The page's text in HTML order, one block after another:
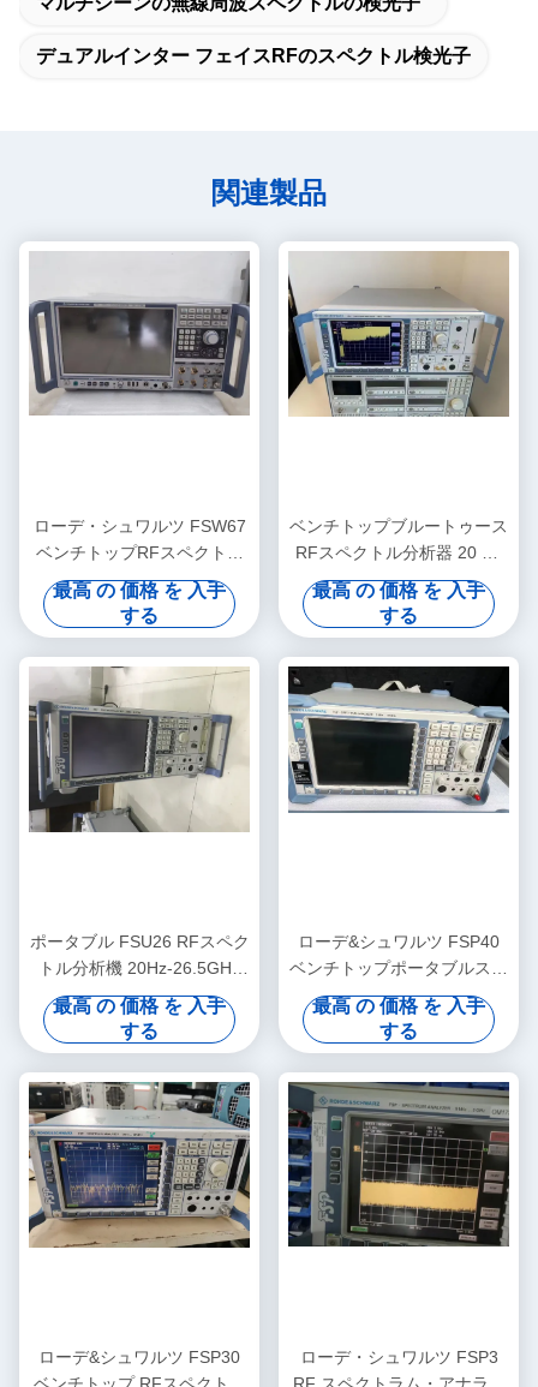
デュアルインター フェイスRFのスペクトル検光子
関連製品
ローデ・シュワルツ FSW67
ベンチトップRFスペクトラ
ムアナライザ 2 Hz～67 GHz
レンジ 低位相ノイズ
最高 の 価格 を 入手
する
ベンチトップブルートゥース
RFスペクトル分析器 20 Hz
から 50 GHz 前置 Rohde
And Schwarz FSU50
最高 の 価格 を 入手
する
ポータブル FSU26 RFスペク
トル分析機 20Hz-26.5GHz
旧用 ロード・アンド・シュ
ワルツ
最高 の 価格 を 入手
する
ローデ&シュワルツ FSP40
ベンチトップポータブルスペ
クトル分析機 9KHzから
40GHz範囲と-155dBmのノ
イズレベル
最高 の 価格 を 入手
する
ローデ&シュワルツ FSP30
ローデ・シュワルツ FSP3